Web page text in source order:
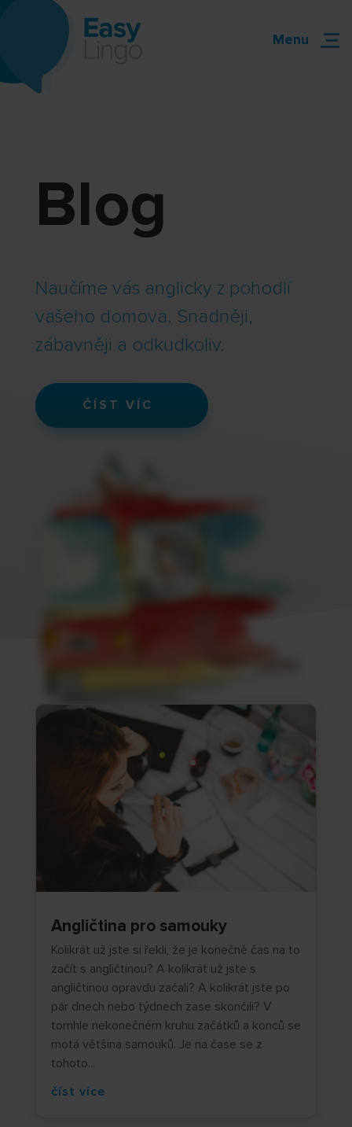
Menu
Blog
Naučíme vás anglicky z pohodlí
vašeho domova. Snadněji,
zábavněji a odkudkoliv.
ČÍST VÍC
Angličtina pro samouky
Kolikrát už jste si řekli, že je konečně čas na to
začít s angličtinou? A kolikrát už jste s
angličtinou opravdu začali? A kolikrát jste po
pár dnech nebo týdnech zase skončili? V
tomhle nekonečném kruhu začátků a konců se
motá většina samouků. Je na čase se z
tohoto...
číst více